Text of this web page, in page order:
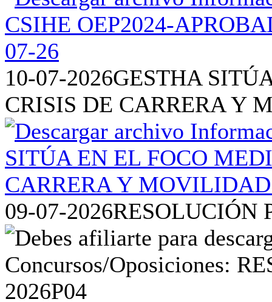
10-07-2026GESTHA
CRISIS DE CARRERA Y
09-07-2026RESOLUCIÓN